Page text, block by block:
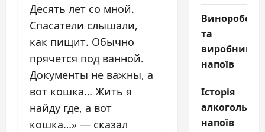
Десять лет со мной.
Спасатели слышали,
как пищит. Обычно
прячется под ванной.
Документы не важны, а
вот кошка… Жить я
найду где, а вот
кошка…» — сказал
та
напоїв
Історія
напоїв